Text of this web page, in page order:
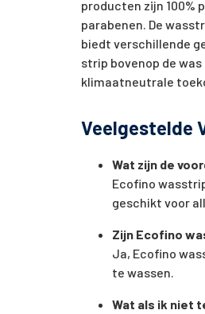
producten zijn 100%
parabenen. De
biedt verschillende
strip bovenop de
klimaatneutrale
Veelgestelde
Wat zijn de
Ecofino
geschikt voor
Zijn Ecofino
Ja, Ecofino
te wassen.
Wat als ik niet